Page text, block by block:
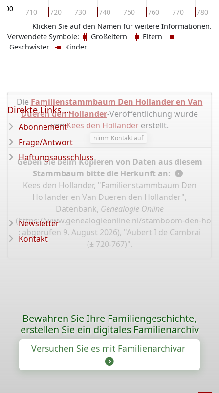
700 710 720 730 740 750 760 770 780
Klicken Sie auf den Namen für weitere Informationen.
Verwendete Symbole:
Großeltern
Eltern
Geschwister
Kinder
Die Familienstammbaum Den Hollander en Van
Dueren den Hollander-Veröffentlichung wurde
vonKees den Hollandererstellt.
nimm Kontakt auf
Geben Sie beim Kopieren von Daten aus diesem
Stammbaum bitte die Herkunft an:
Kees den Hollander, "Familienstammbaum Den
Hollander en Van Dueren den Hollander",
Datenbank, Genealogie Online
(https://www.genealogieonline.nl/stamboom-den-
: abgerufen 9. August 2026), "Aubert I de Cambrai
(± 720-767)".
Direkte Links ...
Abonnement
Frage/Antwort
Haftungsausschluss
Newsletter
Kontakt
Bewahren Sie Ihre Familiengeschichte,
erstellen Sie ein digitales Familienarchiv
Versuchen Sie es mit Familienarchivar